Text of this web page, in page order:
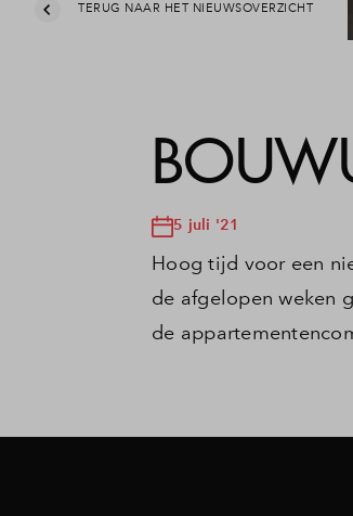
TERUG NAAR HET NIEUWSOVERZICHT
5 juli '21
Hoog tijd voor een
de afgelopen weken
de